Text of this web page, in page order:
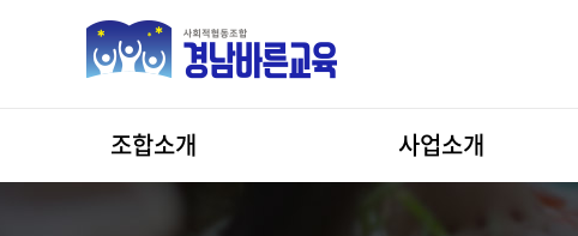
조합소개 사업소개